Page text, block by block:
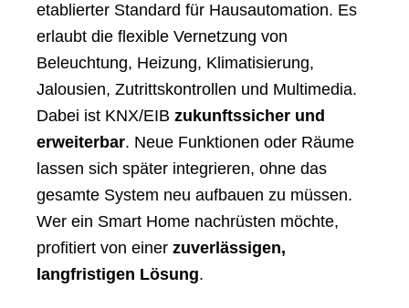
etablierter Standard für Hausautomation. Es
erlaubt die flexible Vernetzung von
Beleuchtung, Heizung, Klimatisierung,
Jalousien, Zutrittskontrollen und Multimedia.
Dabei ist KNX/EIB zukunftssicher und
erweiterbar. Neue Funktionen oder Räume
lassen sich später integrieren, ohne das
gesamte System neu aufbauen zu müssen.
Wer ein Smart Home nachrüsten möchte,
profitiert von einer zuverlässigen,
langfristigen Lösung.